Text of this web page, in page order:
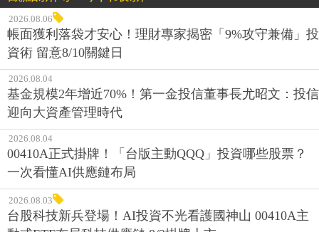
2026.08.06
帳面獲利落袋才安心！理財專家揭密「9%攻守兼備」投
資術 留意8/10關鍵日
2026.08.04
基金規模2年增近70%！第一金投信董事長尤昭文：投信
迎向大資產管理時代
2026.08.04
00410A正式掛牌！「台版主動QQQ」投資哪些股票？
一次看懂AI供應鏈布局
2026.08.03
台股科技新兵登場！AI投資不光看護國神山 00410A主